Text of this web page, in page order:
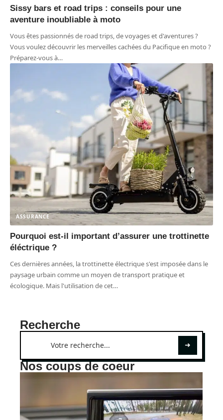
Sissy bars et road trips : conseils pour une
aventure inoubliable à moto
Vous êtes passionnés de road trips, de voyages et d'aventures ?
Vous voulez découvrir les merveilles cachées du Pacifique en moto ?
Préparez-vous à…
ASSURANCE
Pourquoi est-il important d’assurer une trottinette
éléctrique ?
Ces dernières années, la trottinette électrique s'est imposée dans le
paysage urbain comme un moyen de transport pratique et
écologique. Mais l'utilisation de cet…
Recherche
Nos coups de coeur